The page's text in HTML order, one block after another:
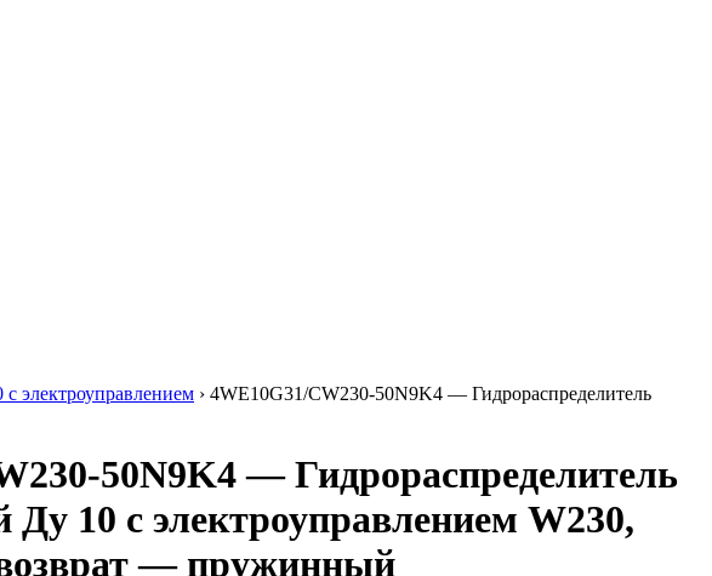
электроуправлением › 4WE10G31/CW230-50N9K4 — Гидрораспределитель
50N9K4 — Гидрораспределитель
Ду 10 с электроуправлением W230,
— пружинный